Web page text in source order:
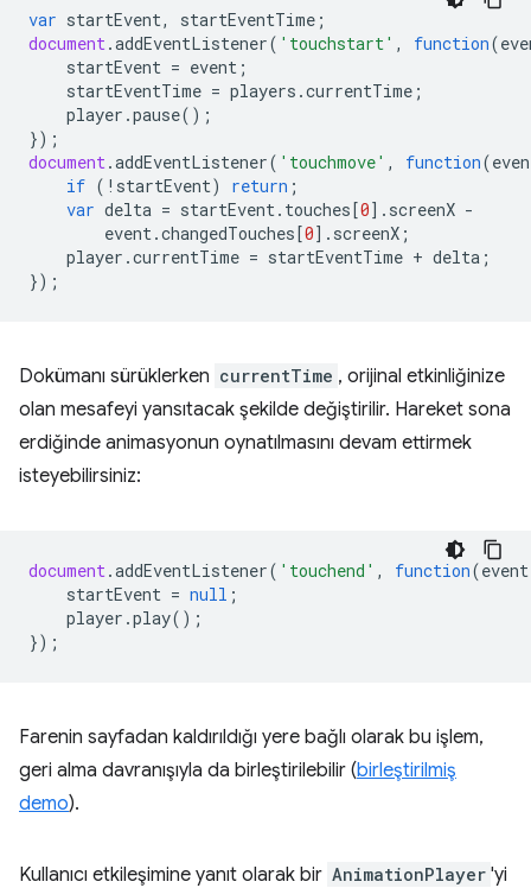
var startEvent, startEventTime ;
document.addEventListener( 'touchstart' , function(
startEvent = event ;
startEventTime = players .currentTime ;
player .pause();
});
document.addEventListener( 'touchmove' , function(
if ( ! startEvent) return ;
var delta = startEvent. touches[0]. screenX -
event.changedTouches[0]. screenX ;
player .currentTime = startEventTime + delta ;
});
Dokümanı sürüklerken currentTime , orijinal etkinliğinize
olan mesafeyi yansıtacak şekilde değiştirilir. Hareket sona
erdiğinde animasyonun oynatılmasını devam ettirmek
isteyebilirsiniz:
document.addEventListener( 'touchend' , function(event
startEvent = null ;
player .play();
});
Farenin sayfadan kaldırıldığı yere bağlı olarak bu işlem,
geri alma davranışıyla da birleştirilebilir (birleştirilmiş
demo).
Kullanıcı etkileşimine yanıt olarak bir AnimationPlayer 'yi